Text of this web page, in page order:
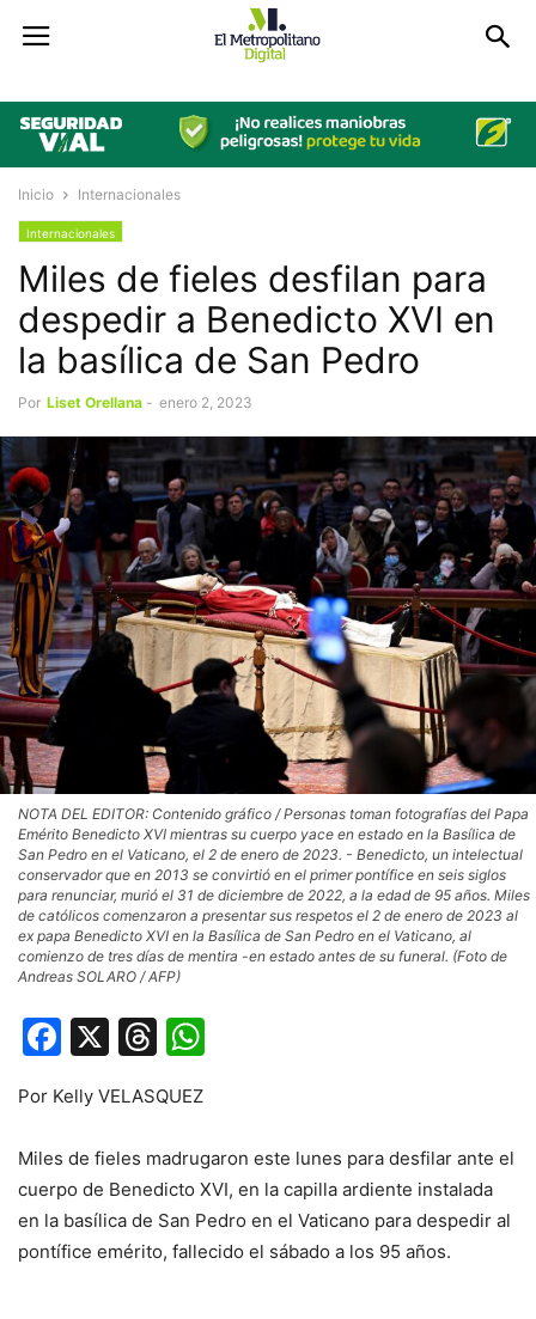
Inicio Internacionales
Internacionales
Miles de fieles desfilan para
despedir a Benedicto XVI en
la basílica de San Pedro
Por Liset Orellana - enero 2, 2023
NOTA DEL EDITOR: Contenido gráfico / Personas toman fotografías del Papa
Emérito Benedicto XVI mientras su cuerpo yace en estado en la Basílica de
San Pedro en el Vaticano, el 2 de enero de 2023. - Benedicto, un intelectual
conservador que en 2013 se convirtió en el primer pontífice en seis siglos
para renunciar, murió el 31 de diciembre de 2022, a la edad de 95 años. Miles
de católicos comenzaron a presentar sus respetos el 2 de enero de 2023 al
ex papa Benedicto XVI en la Basílica de San Pedro en el Vaticano, al
comienzo de tres días de mentira -en estado antes de su funeral. (Foto de
Andreas SOLARO / AFP)
Facebook
X Threads
Por Kelly VELASQUEZ
Miles de fieles madrugaron este lunes para desfilar ante el
cuerpo de Benedicto XVI, en la capilla ardiente instalada
en la basílica de San Pedro en el Vaticano para despedir al
pontífice emérito, fallecido el sábado a los 95 años.